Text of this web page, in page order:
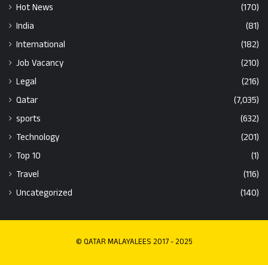
Hot News
(170)
India
(81)
International
(182)
Job Vacancy
(210)
Legal
(216)
Qatar
(7,035)
sports
(632)
Technology
(201)
Top 10
(1)
Travel
(116)
Uncategorized
(140)
© QATAR MALAYALEES 2017 - 2025